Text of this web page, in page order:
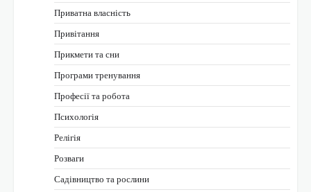
Приватна власність
Привітання
Прикмети та сни
Програми тренування
Професії та робота
Психологія
Релігія
Розваги
Садівництво та рослини